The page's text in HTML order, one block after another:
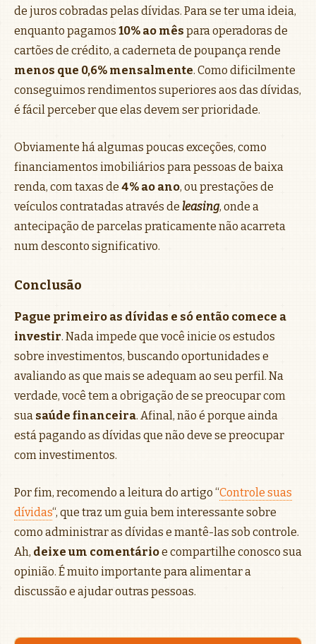
de juros cobradas pelas dívidas. Para se ter uma ideia,
enquanto pagamos 10% ao mês para operadoras de
cartões de crédito, a caderneta de poupança rende
menos que 0,6% mensalmente. Como dificilmente
conseguimos rendimentos superiores aos das dívidas,
é fácil perceber que elas devem ser prioridade.
Obviamente há algumas poucas exceções, como
financiamentos imobiliários para pessoas de baixa
renda, com taxas de 4% ao ano, ou prestações de
veículos contratadas através de leasing, onde a
antecipação de parcelas praticamente não acarreta
num desconto significativo.
Conclusão
Pague primeiro as dívidas e só então comece a
investir. Nada impede que você inicie os estudos
sobre investimentos, buscando oportunidades e
avaliando as que mais se adequam ao seu perfil. Na
verdade, você tem a obrigação de se preocupar com
sua saúde financeira. Afinal, não é porque ainda
está pagando as dívidas que não deve se preocupar
com investimentos.
Por fim, recomendo a leitura do artigo “Controle suas
dívidas“, que traz um guia bem interessante sobre
como administrar as dívidas e mantê-las sob controle.
Ah, deixe um comentárioe compartilhe conosco sua
opinião. É muito importante para alimentar a
discussão e ajudar outras pessoas.